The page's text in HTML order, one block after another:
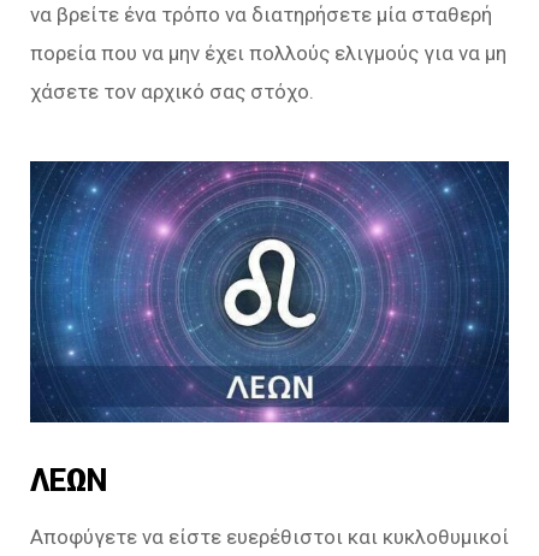
να βρείτε ένα τρόπο να διατηρήσετε μία σταθερή
πορεία που να μην έχει πολλούς ελιγμούς για να μη
χάσετε τον αρχικό σας στόχο.
ΛΕΩΝ
Αποφύγετε να είστε ευερέθιστοι και κυκλοθυμικοί